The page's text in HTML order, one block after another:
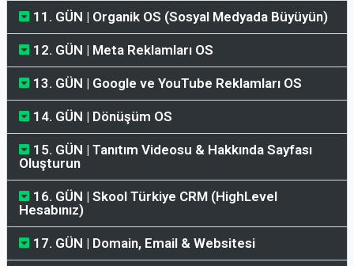
11. GÜN | Organik OS (Sosyal Medyada Büyüyün)
12. GÜN | Meta Reklamları OS
13. GÜN | Google ve YouTube Reklamları OS
14. GÜN | Dönüşüm OS
15. GÜN | Tanıtım Videosu & Hakkında Sayfası
Oluşturun
16. GÜN | Skool Türkiye CRM (HighLevel
Hesabınız)
17. GÜN | Domain, Email & Websitesi